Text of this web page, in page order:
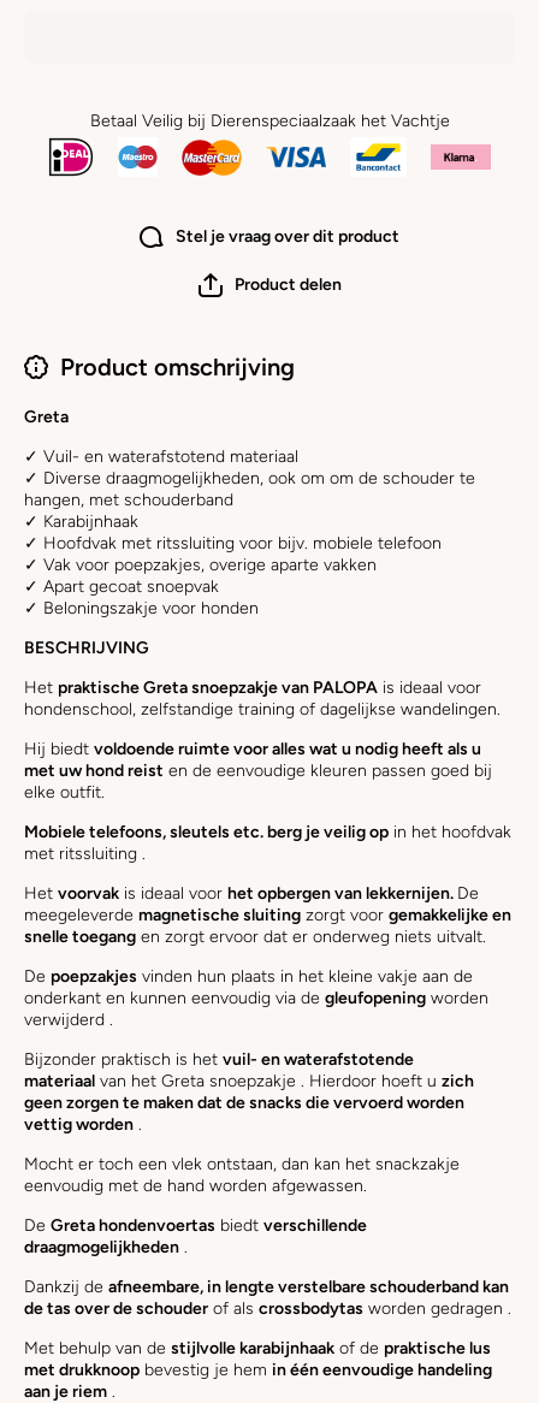
Betaal Veilig bij Dierenspeciaalzaak het Vachtje
Stel je vraag over dit product
Product delen
Product omschrijving
Greta
✓ Vuil- en waterafstotend materiaal
✓ Diverse draagmogelijkheden, ook om om de schouder te
hangen, met schouderband
✓ Karabijnhaak
✓ Hoofdvak met ritssluiting voor bijv. mobiele telefoon
✓ Vak voor poepzakjes, overige aparte vakken
✓ Apart gecoat snoepvak
✓ Beloningszakje voor honden
BESCHRIJVING
Het praktische Greta snoepzakje van PALOPA is ideaal voor
hondenschool, zelfstandige training of dagelijkse wandelingen.
Hij biedt voldoende ruimte voor alles wat u nodig heeft als u
met uw hond reist en de eenvoudige kleuren passen goed bij
elke outfit.
Mobiele telefoons, sleutels etc. berg je veilig op in het hoofdvak
met ritssluiting .
Het voorvak is ideaal voor het opbergen van lekkernijen. De
meegeleverde magnetische sluiting zorgt voor gemakkelijke en
snelle toegang en zorgt ervoor dat er onderweg niets uitvalt.
De poepzakjes vinden hun plaats in het kleine vakje aan de
onderkant en kunnen eenvoudig via de gleufopening worden
verwijderd .
Bijzonder praktisch is het vuil- en waterafstotende
materiaal van het Greta snoepzakje . Hierdoor hoeft u zich
geen zorgen te maken dat de snacks die vervoerd worden
vettig worden .
Mocht er toch een vlek ontstaan, dan kan het snackzakje
eenvoudig met de hand worden afgewassen.
De Greta hondenvoertas biedt verschillende
draagmogelijkheden .
Dankzij de afneembare, in lengte verstelbare schouderband kan
de tas over de schouder of als crossbodytas worden gedragen .
Met behulp van de stijlvolle karabijnhaak of de praktische lus
met drukknoop bevestig je hem in één eenvoudige handeling
aan je riem .